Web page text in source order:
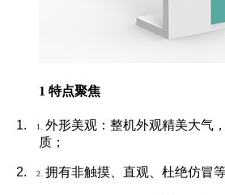
1 特点聚焦
1. 1. 外形美观：整机外观精美大气
质；
2. 2. 拥有非触摸、直观、杜绝仿冒